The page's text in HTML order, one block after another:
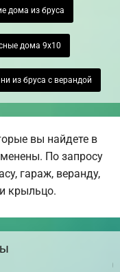
дома из бруса
дома 9х10
из бруса с верандой
вы найдете в
По запросу
гараж, веранду,
крыльцо.